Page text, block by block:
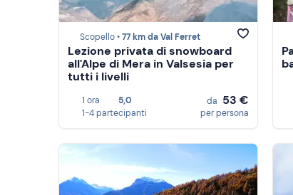
Scopello •77 km da Val Ferret
Lezione privata di snowboard
all'Alpe di Mera in Valsesia per
tutti i livelli
1 ora
5,0
1-4 partecipanti
da 53 €
per persona